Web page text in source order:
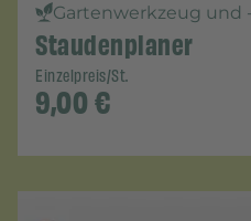
Gartenwerkzeug und
Staudenplaner
Einzelpreis/St.
9,00€